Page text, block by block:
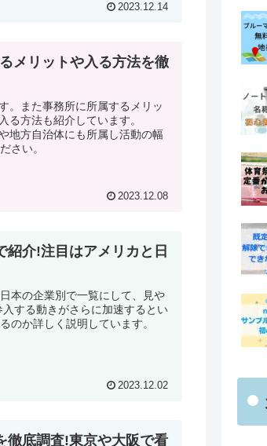
2023.12.14
メリットや入る方法を徹
。また事務所に所属するメリッ
る方法も紹介しています。
地方自治体にも所属し活動の幅
さい。
2023.12.08
紹介!注目はアメリカと日
本の企業別で一覧にして、見や
する動きがさらに加速するとい
のか詳しく説明しています。
2023.12.02
徹底調査!東京や大阪で看